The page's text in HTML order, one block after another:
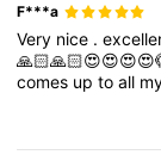
F***a
Very nice .
comes uptoall